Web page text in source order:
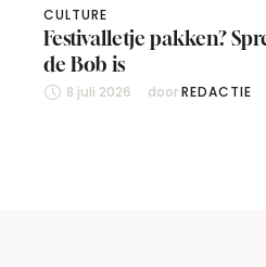
CULTURE
Festivalletje pakken?
de Bob is
8 juli 2026 door REDACTIE